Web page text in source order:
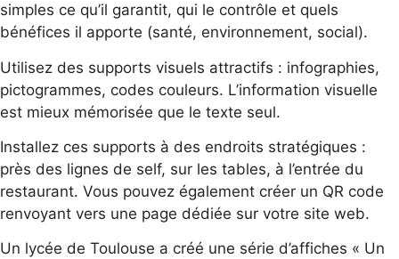
simples ce qu’il garantit, qui le contrôle et quels
bénéfices il apporte (santé, environnement, social).
Utilisez des supports visuels attractifs : infographies,
pictogrammes, codes couleurs. L’information visuelle
est mieux mémorisée que le texte seul.
Installez ces supports à des endroits stratégiques :
près des lignes de self, sur les tables, à l’entrée du
restaurant. Vous pouvez également créer un QR code
renvoyant vers une page dédiée sur votre site web.
Un lycée de Toulouse a créé une série d’affiches « Un